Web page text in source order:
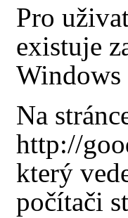
Pro
existuje
Windows
Na
který
počítači